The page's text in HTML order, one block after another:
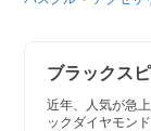
ブラックス
近年、人気が急
ックダイヤモン